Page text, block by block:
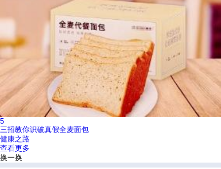
5
三招教你识破真假全麦面包
健康之路
查看更多
换一换